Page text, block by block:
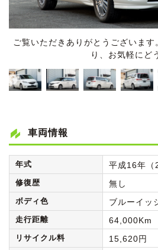
ご覧いただきありがとうございます
り、お気軽にど
車両情報
年式 平成16年（
修復歴 無し
ボディ色 ブルーイッ
走行距離 64,000Km
リサイクル料 15,620円